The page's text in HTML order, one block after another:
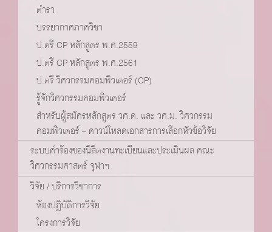
ตำรา
บรรยากาศภาควิชา
ป.ตรี CP หลักสูตร พ.ศ.2559
ป.ตรี CP หลักสูตร พ.ศ.2561
ป.ตรี วิศวกรรมคอมพิวเตอร์ (CP)
รู้จักวิศวกรรมคอมพิวเตอร์
สำหรับผู้สมัครหลักสูตร วศ.ด. และ วศ.ม. วิศวกรรม
คอมพิวเตอร์ – ดาวน์โหลดเอกสารการเลือกหัวข้อวิจัย
ระบบคำร้องของนิสิตงานทะเบียนและประเมินผล คณะ
วิศวกรรมศาสตร์ จุฬาฯ
วิจัย / บริการวิชาการ
ห้องปฏิบัติการวิจัย
โครงการวิจัย